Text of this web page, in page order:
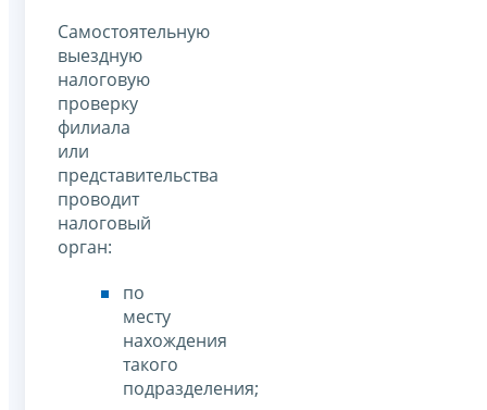
Самостоятельную
выездную
налоговую
проверку
филиала
или
представительства
проводит
налоговый
орган:
по
месту
нахождения
такого
подразделения;